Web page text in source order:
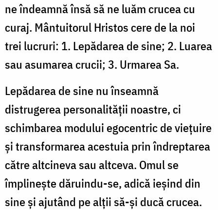
ne îndeamnă însă să ne luăm crucea cu
curaj. Mântuitorul Hristos cere de la noi
trei lucruri: 1. Lepădarea de sine; 2. Luarea
sau asumarea crucii; 3. Urmarea Sa.
Lepădarea de sine nu înseamnă
distrugerea personalității noastre, ci
schimbarea modului egocentric de viețuire
și transformarea acestuia prin îndreptarea
către altcineva sau altceva. Omul se
împlinește dăruindu-se, adică ieșind din
sine și ajutând pe alții să-și ducă crucea.